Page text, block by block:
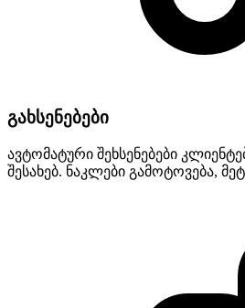
გახსენებები
ავტომატური შეხსენებები
შესახებ. ნაკლები გამოტოვება,